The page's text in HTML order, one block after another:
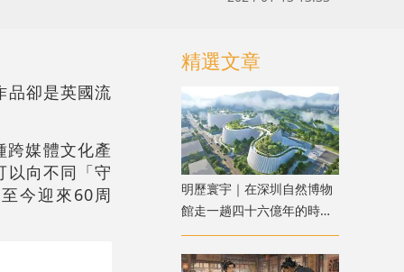
品卻是英國流
跨媒體文化產
以向不同「守
今迎來60周
精選文章
明歷寰宇｜在深圳自然博物
館走一趟四十六億年的時空
之旅